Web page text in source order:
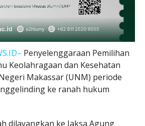
Penyelenggaraan Pemilihan
Keolahragaan dan Kesehatan
Makassar (UNM) periode
ke ranah hukum
dilayangkan ke Jaksa Agung